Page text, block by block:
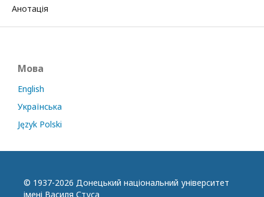
Анотація
Мова
English
Українська
Język Polski
© 1937-2026 Донецький національний університет
імені Василя Стуса